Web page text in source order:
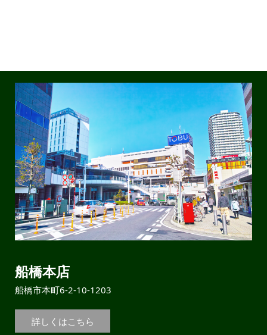
船橋本店
船橋市本町6-2-10-1203
詳しくはこちら